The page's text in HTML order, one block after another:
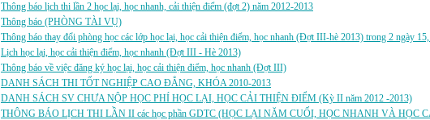
Thông báo lịch thi lần 2 học lại, học nhanh, cải thiện điểm (đợt 2) năm 2012-2013
Thông báo (PHÒNG TÀI VỤ)
Thông báo thay đổi phòng học các lớp học lại, học cải thiện điểm, học nhanh (Đợt III-hè 2013) trong 2 ngày
Lịch học lại, học cải thiện điểm, học nhanh (Đợt III - Hè 2013)
Thông báo về việc đăng ký học lại, học cải thiện điểm, học nhanh (Đợt III)
DANH SÁCH THI TỐT NGHIỆP CAO ĐẲNG, KHÓA 2010-2013
DANH SÁCH SV CHƯA NỘP HỌC PHÍ HỌC LẠI, HỌC CẢI THIỆN ĐIỂM (Kỳ II năm 2012 -2013)
THÔNG BÁO LỊCH THI LẦN II các học phần GDTC (HỌC LẠI NĂM CUỐI, HỌC NHANH VÀ HỌC